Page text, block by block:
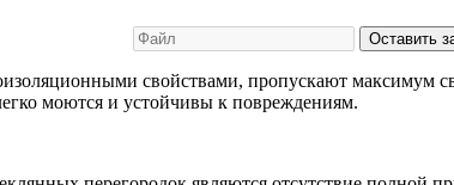
Оставить
свойствами, пропускают
моются и устойчивы к повреждениям.